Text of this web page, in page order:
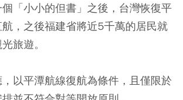
「小小的但書」之後，台灣恢復平
，之後福建省將近5千萬的居民就
旅遊。
以平潭航線復航為條件，且僅限於